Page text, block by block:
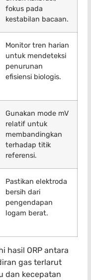
fokus pada
kestabilan bacaan.
Monitor tren harian
untuk mendeteksi
penurunan
efisiensi biologis.
Gunakan mode mV
relatif untuk
membandingkan
terhadap titik
referensi.
Pastikan elektroda
bersih dari
pengendapan
logam berat.
hasil ORP antara
gas terlarut
dan kecepatan